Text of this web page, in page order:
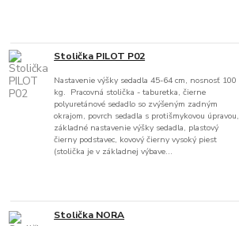
Stolička PILOT P02
Nastavenie výšky sedadla 45-64 cm, nosnosť 100
kg. Pracovná stolička - taburetka, čierne
polyuretánové sedadlo so zvýšeným zadným
okrajom, povrch sedadla s protišmykovou úpravou,
základné nastavenie výšky sedadla, plastový
čierny podstavec, kovový čierny vysoký piest
(stolička je v základnej výbave...
Stolička NORA